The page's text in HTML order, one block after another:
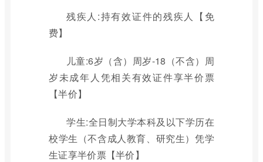
残疾人:持有效证件的残疾人【免
费】
儿童:6岁（含）周岁-18（不含）周
岁未成年人凭相关有效证件享半价票
【半价】
学生:全日制大学本科及以下学历在
校学生（不含成人教育、研究生）凭学
生证享半价票【半价】